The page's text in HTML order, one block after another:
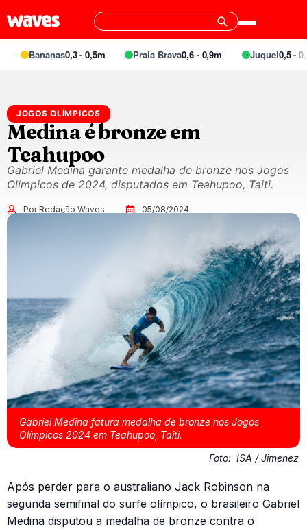
Bananas0,3 - 0,5m Praia Brava0,6 - 0,9m Juquei0,5 -
JOGOS OLÍMPICOS
Medina é bronze em
Teahupoo
Gabriel Medina garante medalha de bronze nos Jogos
Olímpicos de 2024, disputados em Teahupoo, Taiti.
Por Redação Waves 05/08/2024
Gabriel Medina fatura medalha de bronze nos Jogos
Olímpicos 2024 em Teahupoo, Taiti.
Foto: ISA / Jimenez
Após perder para o australiano Jack Robinson na
segunda semifinal do surfe olímpico, o brasileiro Gabriel
Medina disputou a medalha de bronze contra o